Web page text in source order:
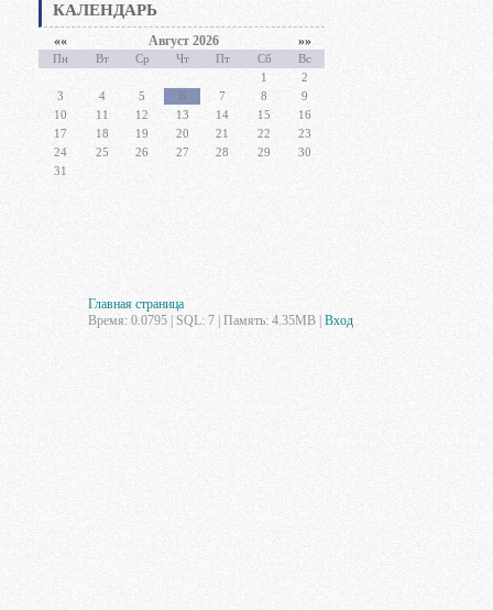
КАЛЕНДАРЬ
«« Август 2026 »»
Пн Вт Ср Чт Пт Сб
Вс
1
2
3
4 5 6 7 8
9
10
11 12 13 14 15
16
17
18 19 20 21 22
23
24
25 26 27 28 29
30
31
Главная страница
Время: 0.0795 | SQL: 7 | Память: 4.35MB Вход